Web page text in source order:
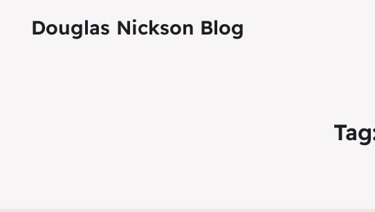
Douglas Nickson Blog